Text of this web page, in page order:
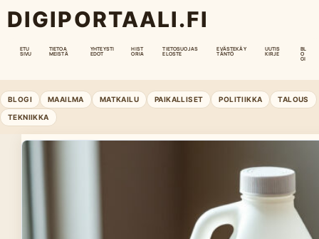
DIGIPORTAALI.FI
ETU
SIVU
TIETOA
MEISTÄ
YHTEYSTI
EDOT
HIST
ORIA
TIETOSUOJAS
ELOSTE
EVÄSTEKÄY
TÄNTÖ
UUTIS
KIRJE
BL
O
GI
BLOGI MAAILMA MATKAILU PAIKALLISET POLITIIKKA TALOUS
TEKNIIKKA